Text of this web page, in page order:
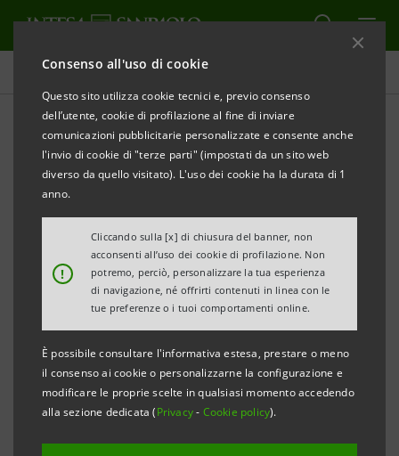
Consenso all'uso di cookie
Questo sito utilizza cookie tecnici e, previo consenso
dell’utente, cookie di profilazione al fine di inviare
comunicazioni pubblicitarie personalizzate e consente anche
l'invio di cookie di "terze parti" (impostati da un sito web
diverso da quello visitato). L'uso dei cookie ha la durata di 1
anno.
!
Cliccando sulla [x] di chiusura del banner, non
acconsenti all’uso dei cookie di profilazione. Non
potremo, perciò, personalizzare la tua esperienza
di navigazione, né offrirti contenuti in linea con le
tue preferenze o i tuoi comportamenti online.
È possibile consultare l'informativa estesa, prestare o meno
il consenso ai cookie o personalizzarne la configurazione e
modificare le proprie scelte in qualsiasi momento accedendo
alla sezione dedicata (Privacy- Cookie policy).
Comunicati stampa
STAMPA AGGIORNA
INTESA SANPAOLO SUPERA LOSTRESS TEST
EUROPEO
Torino, Milano, 15 luglio2011–Intesa Sanpaolo ha
partecipato allo stress test europeo del 2011,
condotto dall’Autorità Bancaria Europea (EBA), in
collaborazione con la Banca d’Italia, la Banca Centrale
Europea (BCE), la Commissione Europea (CE) e il
Comitato Europeo per il Rischio Sistemico (ESRB).
Intesa Sanpaolo prende atto dei comunicati sullo